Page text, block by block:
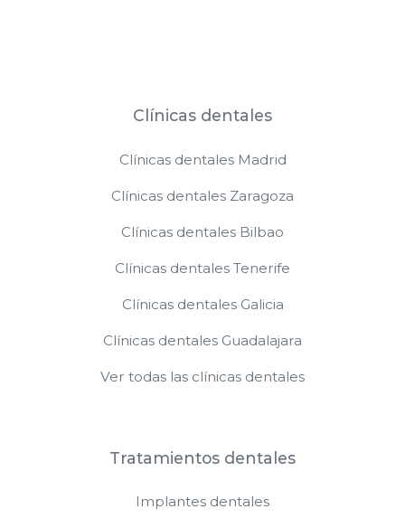
Clínicas dentales
Clínicas dentales Madrid
Clínicas dentales Zaragoza
Clínicas dentales Bilbao
Clínicas dentales Tenerife
Clínicas dentales Galicia
Clínicas dentales Guadalajara
Ver todas las clínicas dentales
Tratamientos dentales
Implantes dentales